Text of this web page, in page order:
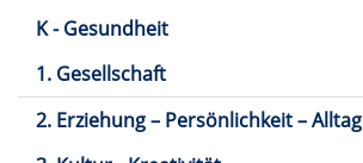
K - Gesundheit
1. Gesellschaft
2. Erziehung – Persönlichkeit – Alltag